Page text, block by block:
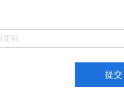
提交